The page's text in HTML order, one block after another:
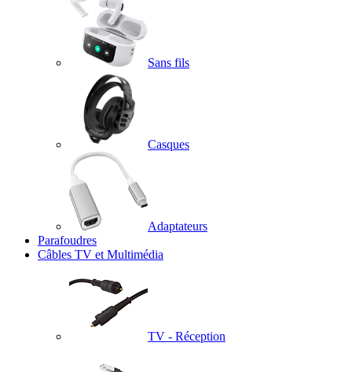
Sans fils
Casques
Adaptateurs
Parafoudres
Câbles TV et Multimédia
TV - Réception